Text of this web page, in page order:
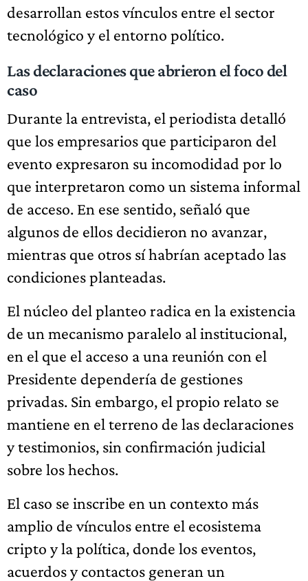
desarrollan estos vínculos entre el sector
tecnológico y el entorno político.
Las declaraciones que abrieron el foco del
caso
Durante la entrevista, el periodista detalló
que los empresarios que participaron del
evento expresaron su incomodidad por lo
que interpretaron como un sistema informal
de acceso. En ese sentido, señaló que
algunos de ellos decidieron no avanzar,
mientras que otros sí habrían aceptado las
condiciones planteadas.
El núcleo del planteo radica en la existencia
de un mecanismo paralelo al institucional,
en el que el acceso a una reunión con el
Presidente dependería de gestiones
privadas. Sin embargo, el propio relato se
mantiene en el terreno de las declaraciones
y testimonios, sin confirmación judicial
sobre los hechos.
El caso se inscribe en un contexto más
amplio de vínculos entre el ecosistema
cripto y la política, donde los eventos,
acuerdos y contactos generan un